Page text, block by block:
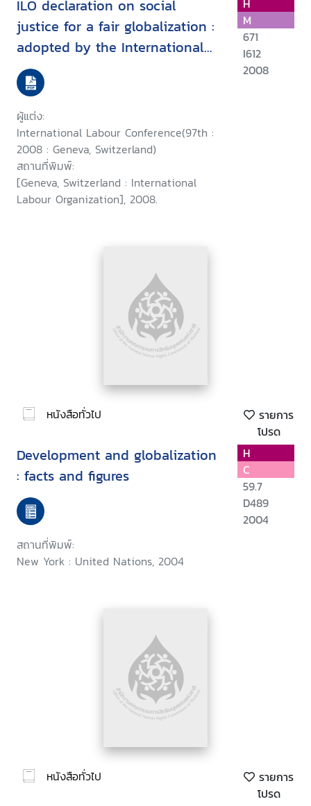
ILO declaration on social
justice for a fair globalization :
adopted by the International
Labour Conference at its
ninety-seventh session,
Geneva,10 June 2008
ผู้แต่ง:
International Labour Conference(97th :
2008 : Geneva, Switzerland)
สถานที่พิมพ์:
[Geneva, Switzerland : International
Labour Organization], 2008.
H
M
671
I612
2008
หนังสือทั่วไป
รายการ
โปรด
Development and globalization
: facts and figures
สถานที่พิมพ์:
New York : United Nations, 2004
H
C
59.7
D489
2004
หนังสือทั่วไป
รายการ
โปรด